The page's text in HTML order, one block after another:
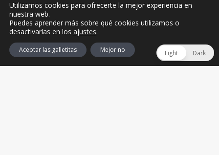
Light Dark
Utilizamos cookies para ofrecerte la mejor experiencia en
nuestra web.
Puedes aprender más sobre qué cookies utilizamos o
desactivarlas en los ajustes.
Aceptar las galletitas Mejor no